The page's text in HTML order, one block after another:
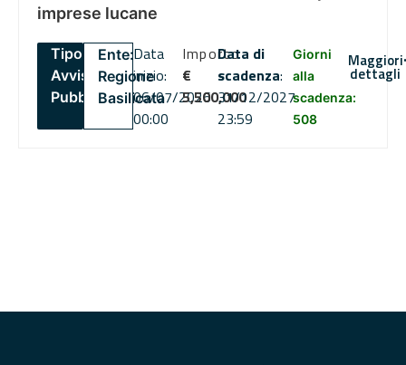
imprese lucane
Tipo:
Avviso
Pubblico
Ente:
Regione
Basilicata
Data
inizio:
06/07/2026
00:00
Importo
€
5,500,000
Data di
scadenza:
31/12/2027
23:59
Giorni
alla
scadenza:
508
Maggiori
dettagli